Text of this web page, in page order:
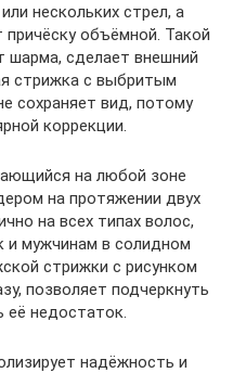
нескольких стрел, а
объёмной. Такой
шарма, сделает внешний
стрижка с выбритым
сохраняет вид, потому
коррекции.
на любой зоне
на протяжении двух
на всех типах волос,
и мужчинам в солидном
стрижки с рисунком
позволяет подчеркнуть
её недостаток.
надёжность и